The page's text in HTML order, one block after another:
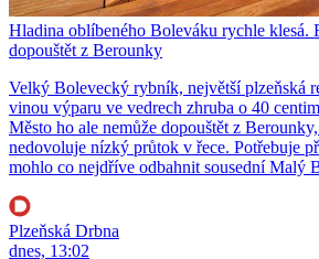
Hladina oblíbeného Boleváku rychle klesá.
dopouštět z Berounky
Velký Bolevecký rybník, největší plzeňská
vinou výparu ve vedrech zhruba o 40
Město ho ale nemůže dopouštět z
nedovoluje nízký průtok v řece. Potřebuje
mohlo co nejdříve odbahnit sousední Malý
Plzeňská Drbna
dnes, 13:02